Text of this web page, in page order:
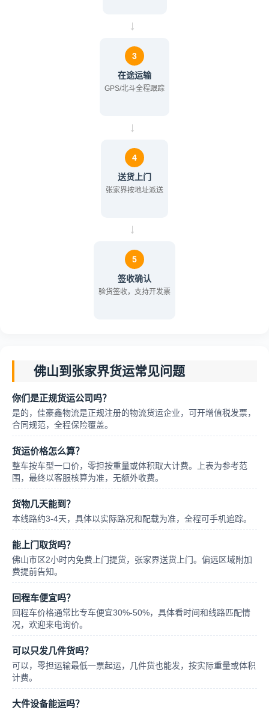
→
3
在途运输
GPS/北斗全程跟踪
→
4
送货上门
张家界按地址派送
→
5
签收确认
验货签收，支持开发票
佛山到张家界货运常见问题
你们是正规货运公司吗？
是的，佳豪鑫物流是正规注册的物流货运企业，可开增值税发票，
合同规范，全程保险覆盖。
货运价格怎么算？
整车按车型一口价，零担按重量或体积取大计费。上表为参考范
围，最终以客服核算为准，无额外收费。
货物几天能到？
本线路约3-4天，具体以实际路况和配载为准，全程可手机追踪。
能上门取货吗？
佛山市区2小时内免费上门提货，张家界送货上门。偏远区域附加
费提前告知。
回程车便宜吗？
回程车价格通常比专车便宜30%-50%，具体看时间和线路匹配情
况，欢迎来电询价。
可以只发几件货吗？
可以，零担运输最低一票起运，几件货也能发，按实际重量或体积
计费。
大件设备能运吗？